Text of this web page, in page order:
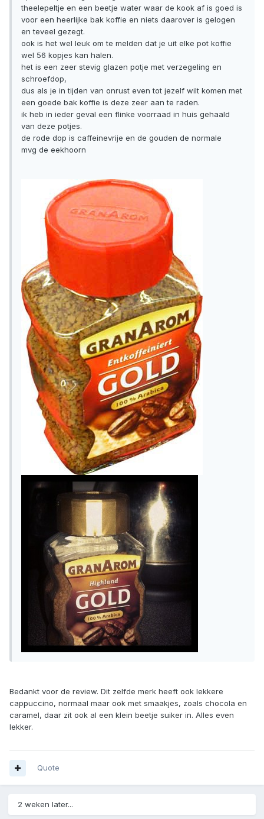
theelepeltje en een beetje water waar de kook af is goed is
voor een heerlijke bak koffie en niets daarover is gelogen
en teveel gezegt.
ook is het wel leuk om te melden dat je uit elke pot koffie
wel 56 kopjes kan halen.
het is een zeer stevig glazen potje met verzegeling en
schroefdop,
dus als je in tijden van onrust even tot jezelf wilt komen met
een goede bak koffie is deze zeer aan te raden.
ik heb in ieder geval een flinke voorraad in huis gehaald
van deze potjes.
de rode dop is caffeinevrije en de gouden de normale
mvg de eekhoorn
Bedankt voor de review. Dit zelfde merk heeft ook lekkere
cappuccino, normaal maar ook met smaakjes, zoals chocola en
caramel, daar zit ook al een klein beetje suiker in. Alles even
lekker.
Quote
2 weken later...